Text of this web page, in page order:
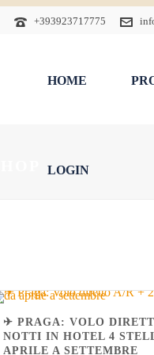
+393923717775
HOME
LOGIN
✈ PRAGA: VOLO
NOTTI IN HOTEL 4
APRILE A SETTEMBRE